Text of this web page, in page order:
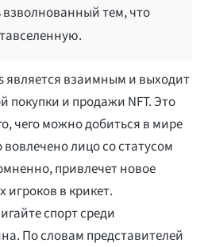
тем, что
является взаимным и выходит
покупки и продажи NFT. Это
чего можно добиться в мире
лицо со статусом
привлечет новое
в крикет.
спорт среди
По словам представителей